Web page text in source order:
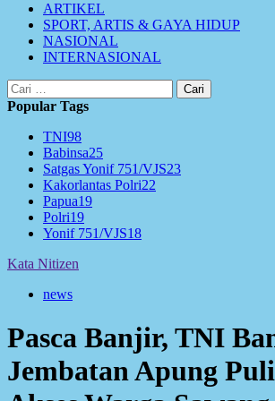
ARTIKEL
SPORT, ARTIS & GAYA HIDUP
NASIONAL
INTERNASIONAL
Cari
untuk:
Popular Tags
TNI98
Babinsa25
Satgas Yonif 751/VJS23
Kakorlantas Polri22
Papua19
Polri19
Yonif 751/VJS18
Kata Nitizen
news
Pasca Banjir, TNI
Jembatan Apung